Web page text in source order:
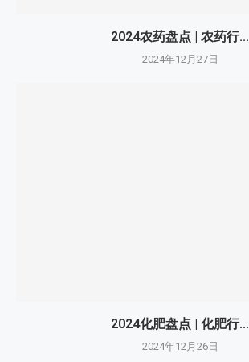
2024农药盘点 | 农药行...
2024年12月27日
2024化肥盘点 | 化肥行...
2024年12月26日